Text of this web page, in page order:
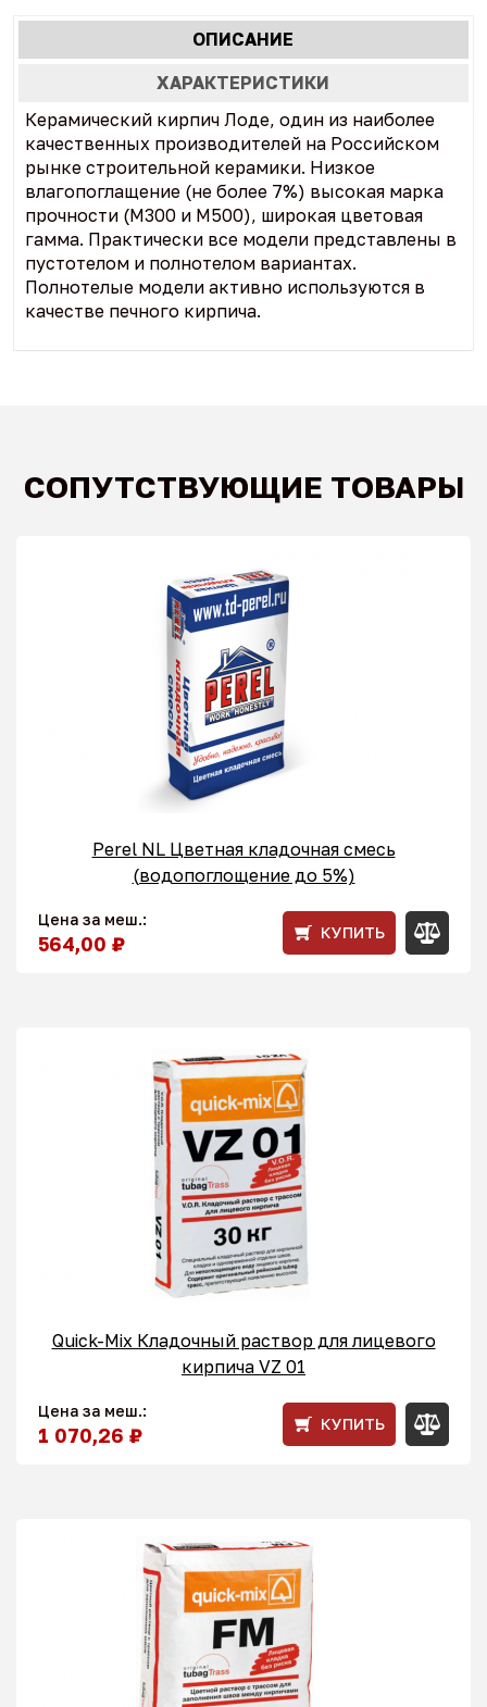
Характеристики
табы
ОПИСАНИЕ
ВКЛАДКА)
ХАРАКТЕРИСТИКИ
Керамический кирпич Лоде, один из наиболее
качественных производителей на Российском
рынке строительной керамики. Низкое
влагопоглащение (не более 7%) высокая марка
прочности (М300 и М500), широкая цветовая
гамма. Практически все модели представлены в
пустотелом и полнотелом вариантах.
Полнотелые модели активно используются в
качестве печного кирпича.
СОПУТСТВУЮЩИЕ ТОВАРЫ
Perel NL Цветная кладочная смесь
(водопоглощение до 5%)
Цена за меш.:
564,00 ₽ КУПИТЬ
Quick-Mix Кладочный раствор для лицевого
кирпича VZ 01
Цена за меш.:
1 070,26 ₽ КУПИТЬ